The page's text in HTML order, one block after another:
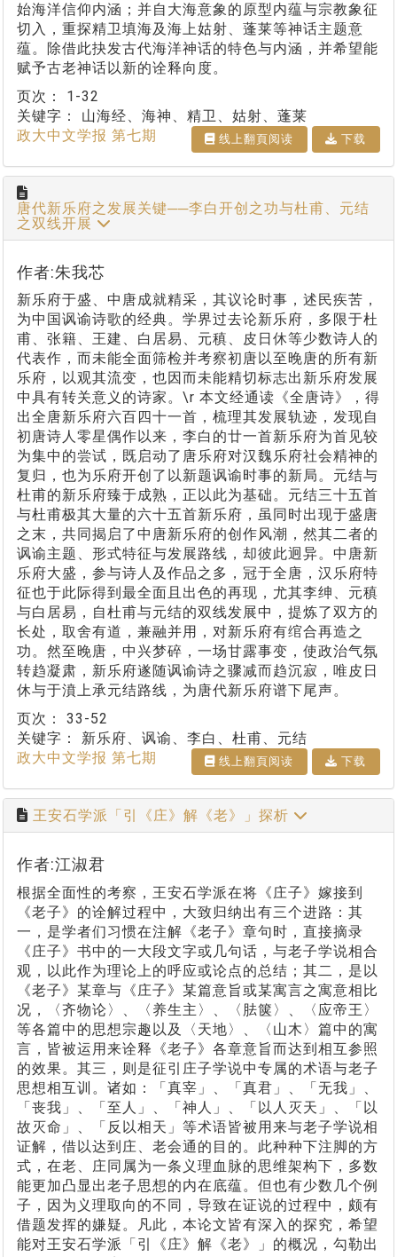
始海洋信仰内涵；并自大海意象的原型内蕴与宗教象征
切入，重探精卫填海及海上姑射、蓬莱等神话主题意
蕴。除借此抉发古代海洋神话的特色与内涵，并希望能
赋予古老神话以新的诠释向度。
页次： 1-32
关键字： 山海经、海神、精卫、姑射、蓬莱
政大中文学报 第七期
线上翻⾴阅读 下载
唐代新乐府之发展关键──李白开创之功与杜甫、元结
之双线开展
作者:朱我芯
新乐府于盛、中唐成就精采，其议论时事，述民疾苦，
为中国讽谕诗歌的经典。学界过去论新乐府，多限于杜
甫、张籍、王建、白居易、元稹、皮日休等少数诗人的
代表作，而未能全面筛检并考察初唐以至晚唐的所有新
乐府，以观其流变，也因而未能精切标志出新乐府发展
中具有转关意义的诗家。\r 本文经通读《全唐诗》，得
出全唐新乐府六百四十一首，梳理其发展轨迹，发现自
初唐诗人零星偶作以来，李白的廿一首新乐府为首见较
为集中的尝试，既启动了唐乐府对汉魏乐府社会精神的
复归，也为乐府开创了以新题讽谕时事的新局。元结与
杜甫的新乐府臻于成熟，正以此为基础。元结三十五首
与杜甫极其大量的六十五首新乐府，虽同时出现于盛唐
之末，共同揭启了中唐新乐府的创作风潮，然其二者的
讽谕主题、形式特征与发展路线，却彼此迥异。中唐新
乐府大盛，参与诗人及作品之多，冠于全唐，汉乐府特
征也于此际得到最全面且出色的再现，尤其李绅、元稹
与白居易，自杜甫与元结的双线发展中，提炼了双方的
长处，取舍有道，兼融并用，对新乐府有绾合再造之
功。然至晚唐，中兴梦碎，一场甘露事变，使政治气氛
转趋凝肃，新乐府遂随讽谕诗之骤减而趋沉寂，唯皮日
休与于濆上承元结路线，为唐代新乐府谱下尾声。
页次： 33-52
关键字： 新乐府、讽谕、李白、杜甫、元结
政大中文学报 第七期
线上翻⾴阅读 下载
王安石学派「引《庄》解《老》」探析
作者:江淑君
根据全面性的考察，王安石学派在将《庄子》嫁接到
《老子》的诠解过程中，大致归纳出有三个进路：其
一，是学者们习惯在注解《老子》章句时，直接摘录
《庄子》书中的一大段文字或几句话，与老子学说相合
观，以此作为理论上的呼应或论点的总结；其二，是以
《老子》某章与《庄子》某篇意旨或某寓言之寓意相比
况，〈齐物论〉、〈养生主〉、〈胠箧〉、〈应帝王〉
等各篇中的思想宗趣以及〈天地〉、〈山木〉篇中的寓
言，皆被运用来诠释《老子》各章意旨而达到相互参照
的效果。其三，则是征引庄子学说中专属的术语与老子
思想相互训。诸如：「真宰」、「真君」、「无我」、
「丧我」、「至人」、「神人」、「以人灭天」、「以
故灭命」、「反以相天」等术语皆被用来与老子学说相
证解，借以达到庄、老会通的目的。此种种下注脚的方
式，在老、庄同属为一条义理血脉的思维架构下，多数
能更加凸显出老子思想的内在底蕴。但也有少数几个例
子，因为义理取向的不同，导致在证说的过程中，颇有
借题发挥的嫌疑。凡此，本论文皆有深入的探究，希望
能对王安石学派「引《庄》解《老》」的概况，勾勒出